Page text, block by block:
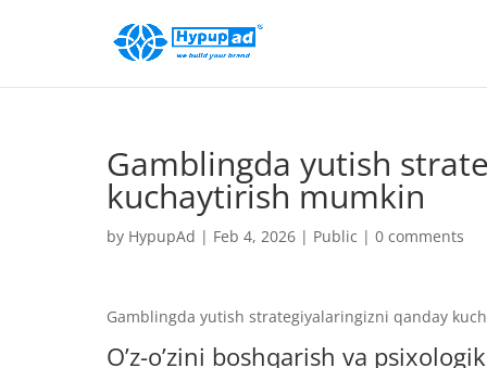
Gamblingda yutish
kuchaytirish mumkin
by HypupAd | Feb 4, 2026 | Public | 0 comments
Gamblingda yutish strategiyalaringizni qanday
O’z-o’zini boshqarish va